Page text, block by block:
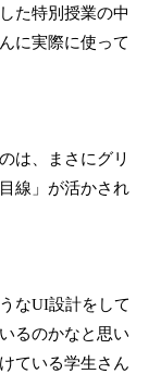
た特別授業の中
に実際に使って
は、まさにグリ
線」が活かされ
なUI設計をして
るのかなと思い
ている学生さん